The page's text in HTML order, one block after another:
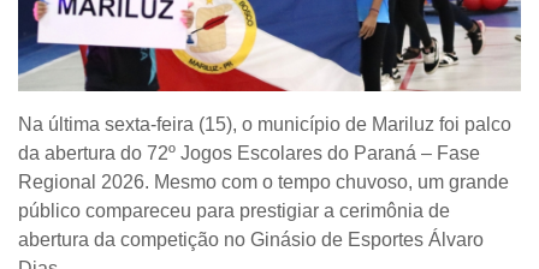
Na última sexta-feira (15), o município de Mariluz foi palco
da abertura do 72º Jogos Escolares do Paraná – Fase
Regional 2026. Mesmo com o tempo chuvoso, um grande
público compareceu para prestigiar a cerimônia de
abertura da competição no Ginásio de Esportes Álvaro